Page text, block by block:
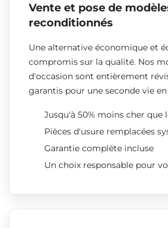
Vente et pose de
reconditionnés
Une alternative économique et
compromis sur la qualité. Nos
d'occasion sont entièrement
garantis pour une seconde vie
Jusqu'à 50% moins cher que
Pièces d'usure remplacées
Garantie complète incluse
Un choix responsable pour